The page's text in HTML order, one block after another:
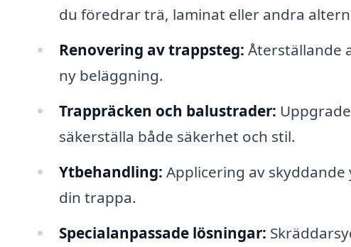
du föredrar trä, laminat eller andra
Renovering av trappsteg: Återställande
ny beläggning.
Trappräcken och balustrader:
säkerställa både säkerhet och stil.
Ytbehandling: Applicering av
din trappa.
Specialanpassade lösningar: